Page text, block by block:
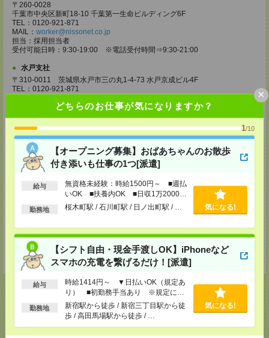
どちらのお仕事が気になりますか？
1/10
【オープニング募集】おばあちゃんのお散歩
付き添いも仕事の1つ[派遣]
給与
無資格未経験：時給1500円～ ■週払
いOK ■扶養内OK ■日収1万2000円
以上
勤務地 桜木町駅 / 石川町駅 / 日ノ出町駅 / … 気になる!
【シフト自由・現金手渡しOK】iPhoneなど
スマホの充電を繋げるだけ！[派遣]
給与
時給1414円～ ▼日払いOK（規定あ
り） ■初勤務手当あり ※規定によ
る
勤務地
新宿駅から徒歩 / 新宿三丁目駅から徒
歩 / 高田馬場駅から徒歩 / …
気になる!
×
〒260-0028
千葉市中央区新町18-10 千葉第一生命ビルディング6F
TEL：0120-921-871
MAIL： worker@nissonet.co.jp
担当：採用担当者
受付可能日時：9:30-19:00 ※電話受付時間⇒9:30-21:00
水戸支社
〒310-0011 茨城県水戸市三の丸1-4-73 水戸京成ビル4F
TEL：0120-921-871
担当：採用担当者
受付可能日時：9:30-19:00 ※電話受付時間⇒9:30-21:00
宇都宮支社
〒320-0811 栃木県宇都宮市大通り1-2-11 フコク生命ビル4F
TEL：0120-921-871
MAIL：worker@nissonet.co.jp
担当：採用担当者
受付可能日時：9:30-19:00 ※電話受付時間⇒9:30-21:00
埼玉県さいたま市大宮区仲町2-23-2 大宮仲町センタービル3F（さいたま
TEL：0120-921-871
MAIL：worker@nissonet.co.jp
担当：採用担当者
受付可能日時：9:30-19:00 ※電話受付時間⇒9:30-21:00
応募ページへ